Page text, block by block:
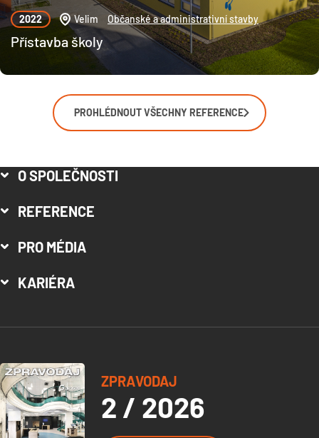
Přístavba školy
2022 Velim Občanské a administrativní stavby
PROHLÉDNOUT VŠECHNY REFERENCE
O SPOLEČNOSTI
REFERENCE
PRO MÉDIA
KARIÉRA
ZPRAVODAJ
2 / 2026